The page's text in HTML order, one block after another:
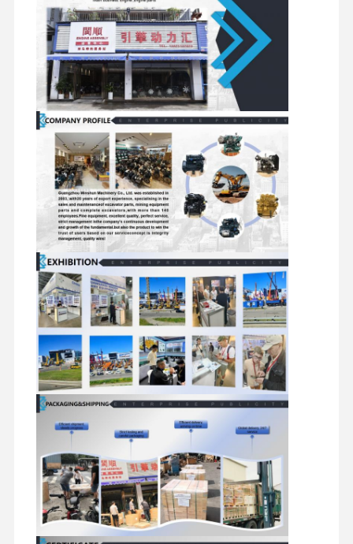
कुबोटा इंजन
इसुजु इंजन
कमिंस इंजन
डीजल इंजन
मित्सुबिशी इंजन
खुदाई करने वाला इंजन
इंजन पुनर्निर्माण किट
इंजेक्शन पंप
टर्बोचार्जर असेंबली
अन्य इंजन पार्ट्स
इलेक्ट्रॉनिक नियंत्रण तंत्र
इंजन के विद्युत घटक
इंजन ईंधन प्रणाली
खुदाई करने वाले हाइड्रोलिक पार्ट्स
खुदाई करने वाले स्पेयर पार्ट्स
घटक
वाल्व
असेंबली
सहायक उपकरण